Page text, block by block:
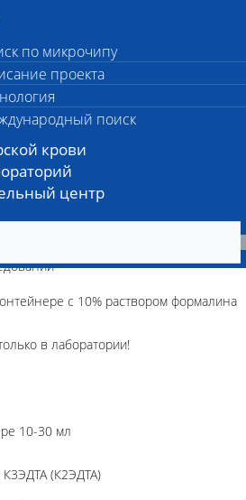
по микрочипу
проекта
поиск
крови
центр
средой Эймса (Стюарта)
в пробирку Эппендорфа (с
ложечкой
с 10% раствором формалина
в лаборатории!
10-30 мл
К3ЭДТА (К2ЭДТА)